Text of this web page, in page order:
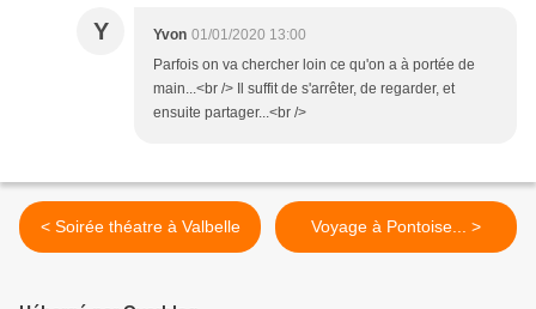
Y Yvon 01/01/2020 13:00
Parfois on va chercher loin ce qu'on a à portée de
main...<br /> Il suffit de s'arrêter, de regarder, et
ensuite partager...<br />
< Soirée théatre à Valbelle Voyage à Pontoise... >